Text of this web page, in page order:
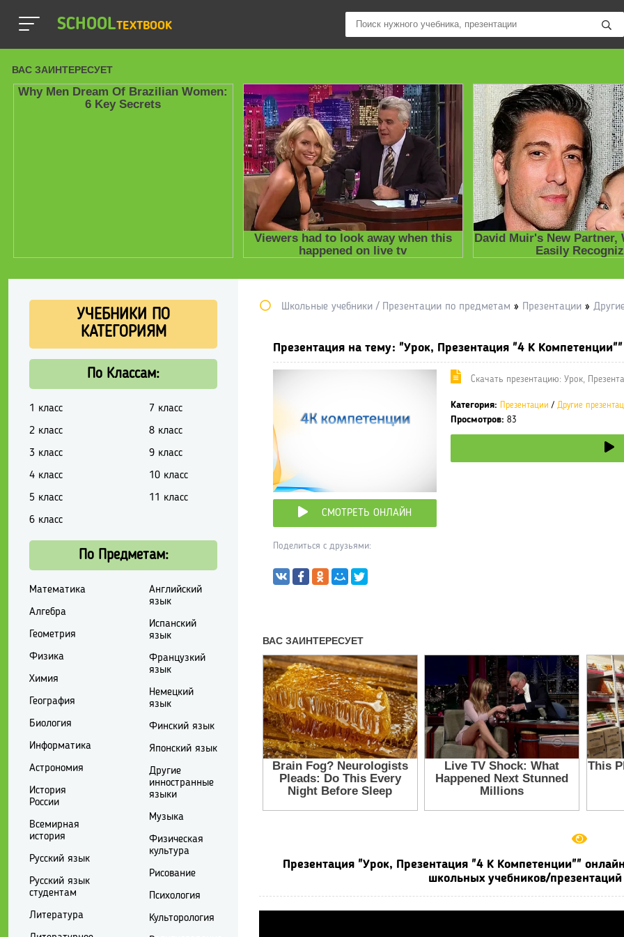
SCHOOLTEXTBOOK
Школьные учебники / Презентации по предметам » Презентации »
Презентация на тему: "Урок, Презентация "4 К Компетенции""
СМОТРЕТЬ ОНЛАЙН
Поделиться с друзьями:
Cкачать презентацию: Урок,
Категория: Презентации / Другие
Просмотров: 83
Презентация "Урок, Презентация "4 К Компетенции""
школьных учебников/
УЧЕБНИКИ ПО
КАТЕГОРИЯМ
По Классам:
1 класс
2 класс
3 класс
4 класс
5 класс
6 класс
7 класс
8 класс
9 класс
10 класс
11 класс
По Предметам:
Математика
Алгебра
Геометрия
Физика
Химия
География
Биология
Информатика
Астрономия
История
России
Всемирная
история
Русский язык
Русский язык
студентам
Литература
Английский
язык
Испанский
язык
Французкий
язык
Немецкий
язык
Финский язык
Японский язык
Другие
инностранные
языки
Музыка
Физическая
культура
Рисование
Психология
Культорология